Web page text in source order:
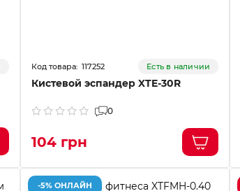
117252 Есть в наличии
Кистевой эспандер XTE-30R
0
104 грн
-5% ОНЛАЙН